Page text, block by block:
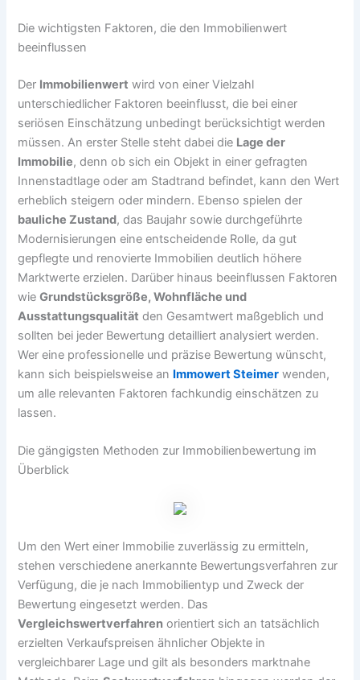
Die wichtigsten Faktoren, die den Immobilienwert
beeinflussen
Der Immobilienwert wird von einer Vielzahl
unterschiedlicher Faktoren beeinflusst, die bei einer
seriösen Einschätzung unbedingt berücksichtigt werden
müssen. An erster Stelle steht dabei die Lage der
Immobilie, denn ob sich ein Objekt in einer gefragten
Innenstadtlage oder am Stadtrand befindet, kann den Wert
erheblich steigern oder mindern. Ebenso spielen der
bauliche Zustand, das Baujahr sowie durchgeführte
Modernisierungen eine entscheidende Rolle, da gut
gepflegte und renovierte Immobilien deutlich höhere
Marktwerte erzielen. Darüber hinaus beeinflussen Faktoren
wieGrundstücksgröße, Wohnfläche und
Ausstattungsqualität den Gesamtwert maßgeblich und
sollten bei jeder Bewertung detailliert analysiert werden.
Wer eine professionelle und präzise Bewertung wünscht,
kann sich beispielsweise an Immowert Steimer wenden,
um alle relevanten Faktoren fachkundig einschätzen zu
lassen.
Die gängigsten Methoden zur Immobilienbewertung im
Überblick
Um den Wert einer Immobilie zuverlässig zu ermitteln,
stehen verschiedene anerkannte Bewertungsverfahren zur
Verfügung, die je nach Immobilientyp und Zweck der
Bewertung eingesetzt werden. Das
Vergleichswertverfahren orientiert sich an tatsächlich
erzielten Verkaufspreisen ähnlicher Objekte in
vergleichbarer Lage und gilt als besonders marktnahe